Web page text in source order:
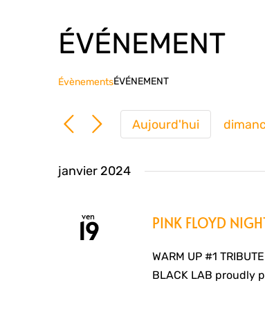
ÉVÉNEMENT
ÉvènementsÉVÉNEMENT
Aujourd'hui
janvier 2024
ven
19 PINK FLOYD
WARM UP #1
BLACK LAB proudly